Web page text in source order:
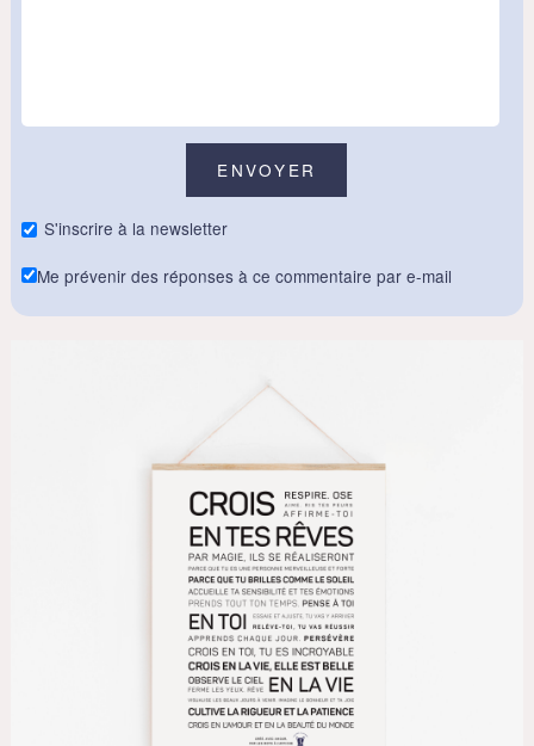
S'inscrire à la newsletter
Me prévenir des réponses à ce commentaire par e-mail